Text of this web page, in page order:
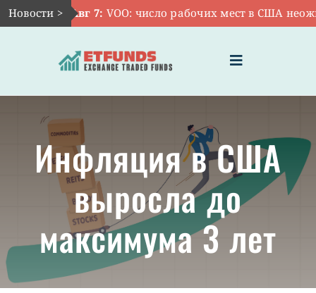
Skip
to
Новости >Авг 7: VOO: число рабочих мест в США
Toggle
Navigation
ГЛАВНАЯ
ЧТО ТАКОЕ ETF
ИНВЕСТИЦИИ В ETF
ТЕМАТИЧЕСКИЕ ETF
Инфляция в США
выросла до
максимума 3 лет